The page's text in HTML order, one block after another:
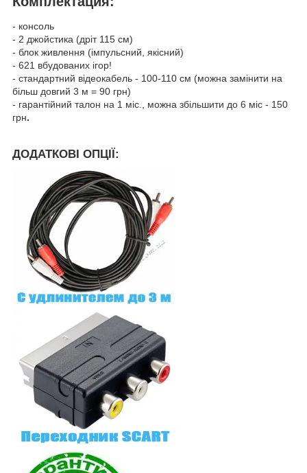
- консоль
- 2 джойстика (дріт 115 см)
- блок живлення (імпульсний, якісний)
- 621 вбудованих ігор!
- стандартний відеокабель - 100-110 см (можна замінити на
більш довгий 3 м = 90 грн)
- гарантійний талон на 1 міс., можна збільшити до 6 міс - 150
грн.
ДОДАТКОВІ ОПЦІЇ: